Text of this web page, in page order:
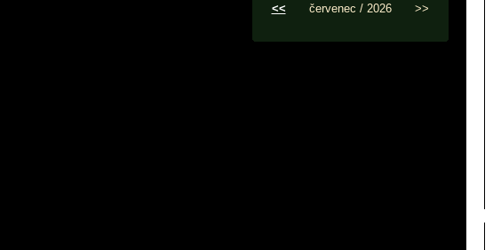
<< červenec / 2026 >>